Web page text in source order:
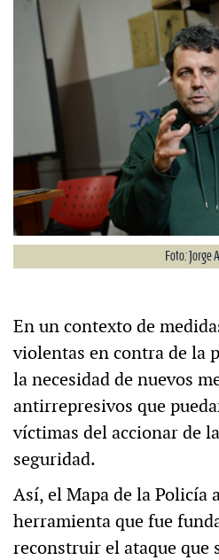
Foto: Jorge
En un contexto de
violentas en contra de la
la necesidad de nuevos
antirrepresivos que
víctimas del accionar de
seguridad.
Así, el Mapa de la Policía
herramienta que fue
reconstruir el ataque que